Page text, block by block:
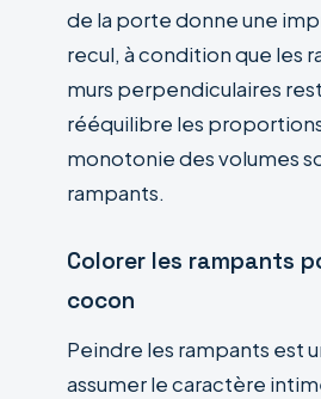
de la porte donne une
recul, à condition que les
murs perpendiculaires
rééquilibre les
monotonie des volumes
rampants.
Colorer les rampants
cocon
Peindre les rampants est
assumer le caractère